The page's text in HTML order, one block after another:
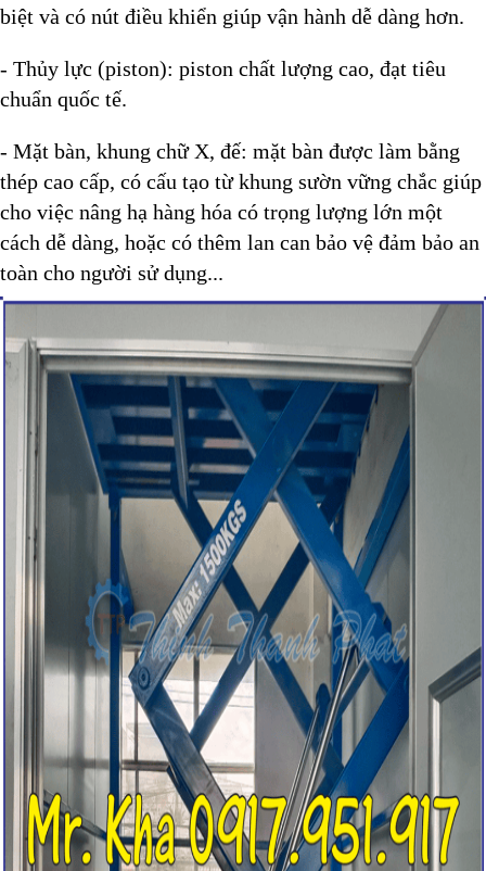
biệt và có nút điều khiển giúp vận hành dễ dàng hơn.
- Thủy lực (piston): piston chất lượng cao, đạt tiêu
chuẩn quốc tế.
- Mặt bàn, khung chữ X, đế: mặt bàn được làm bằng
thép cao cấp, có cấu tạo từ khung sườn vững chắc giúp
cho việc nâng hạ hàng hóa có trọng lượng lớn một
cách dễ dàng, hoặc có thêm lan can bảo vệ đảm bảo an
toàn cho người sử dụng...